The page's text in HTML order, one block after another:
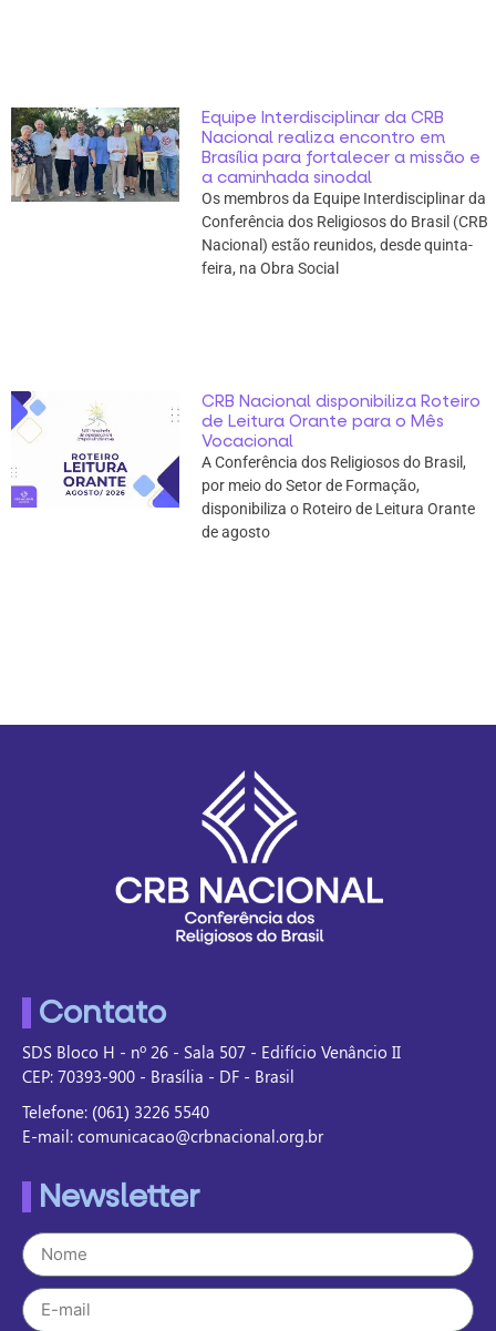
Equipe Interdisciplinar da CRB
Nacional realiza encontro em
Brasília para fortalecer a missão e
a caminhada sinodal
Os membros da Equipe Interdisciplinar da
Conferência dos Religiosos do Brasil (CRB
Nacional) estão reunidos, desde quinta-
feira, na Obra Social
CRB Nacional disponibiliza Roteiro
de Leitura Orante para o Mês
Vocacional
A Conferência dos Religiosos do Brasil,
por meio do Setor de Formação,
disponibiliza o Roteiro de Leitura Orante
de agosto
Contato
SDS Bloco H - nº 26 - Sala 507 - Edifício Venâncio II
CEP: 70393-900 - Brasília - DF - Brasil
Telefone: (061) 3226 5540
E-mail: comunicacao@crbnacional.org.br
Newsletter